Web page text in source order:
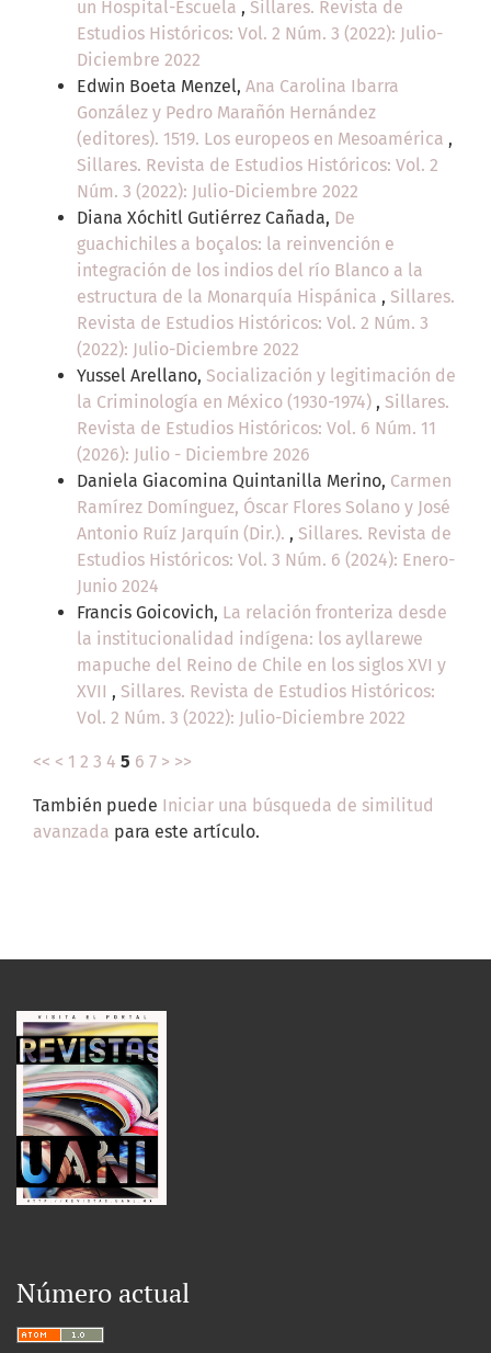
un Hospital-Escuela , Sillares. Revista de
Estudios Históricos: Vol. 2 Núm. 3 (2022): Julio-
Diciembre 2022
Edwin Boeta Menzel, Ana Carolina Ibarra
González y Pedro Marañón Hernández
(editores). 1519. Los europeos en Mesoamérica ,
Sillares. Revista de Estudios Históricos: Vol. 2
Núm. 3 (2022): Julio-Diciembre 2022
Diana Xóchitl Gutiérrez Cañada, De
guachichiles a boçalos: la reinvención e
integración de los indios del río Blanco a la
estructura de la Monarquía Hispánica , Sillares.
Revista de Estudios Históricos: Vol. 2 Núm. 3
(2022): Julio-Diciembre 2022
Yussel Arellano, Socialización y legitimación de
la Criminología en México (1930-1974) , Sillares.
Revista de Estudios Históricos: Vol. 6 Núm. 11
(2026): Julio - Diciembre 2026
Daniela Giacomina Quintanilla Merino, Carmen
Ramírez Domínguez, Óscar Flores Solano y José
Antonio Ruíz Jarquín (Dir.). , Sillares. Revista de
Estudios Históricos: Vol. 3 Núm. 6 (2024): Enero-
Junio 2024
Francis Goicovich, La relación fronteriza desde
la institucionalidad indígena: los ayllarewe
mapuche del Reino de Chile en los siglos XVI y
XVII , Sillares. Revista de Estudios Históricos:
Vol. 2 Núm. 3 (2022): Julio-Diciembre 2022
<< < 1 2 3 4 5 6 7 > >>
También puede Iniciar una búsqueda de similitud
avanzada para este artículo.
Número actual